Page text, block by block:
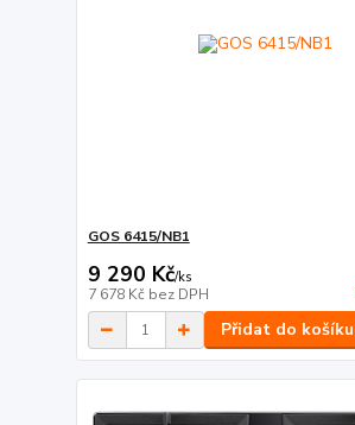
GOS 6415/NB1
9 290 Kč/ks
7 678 Kč bez DPH
Přidat do košíku